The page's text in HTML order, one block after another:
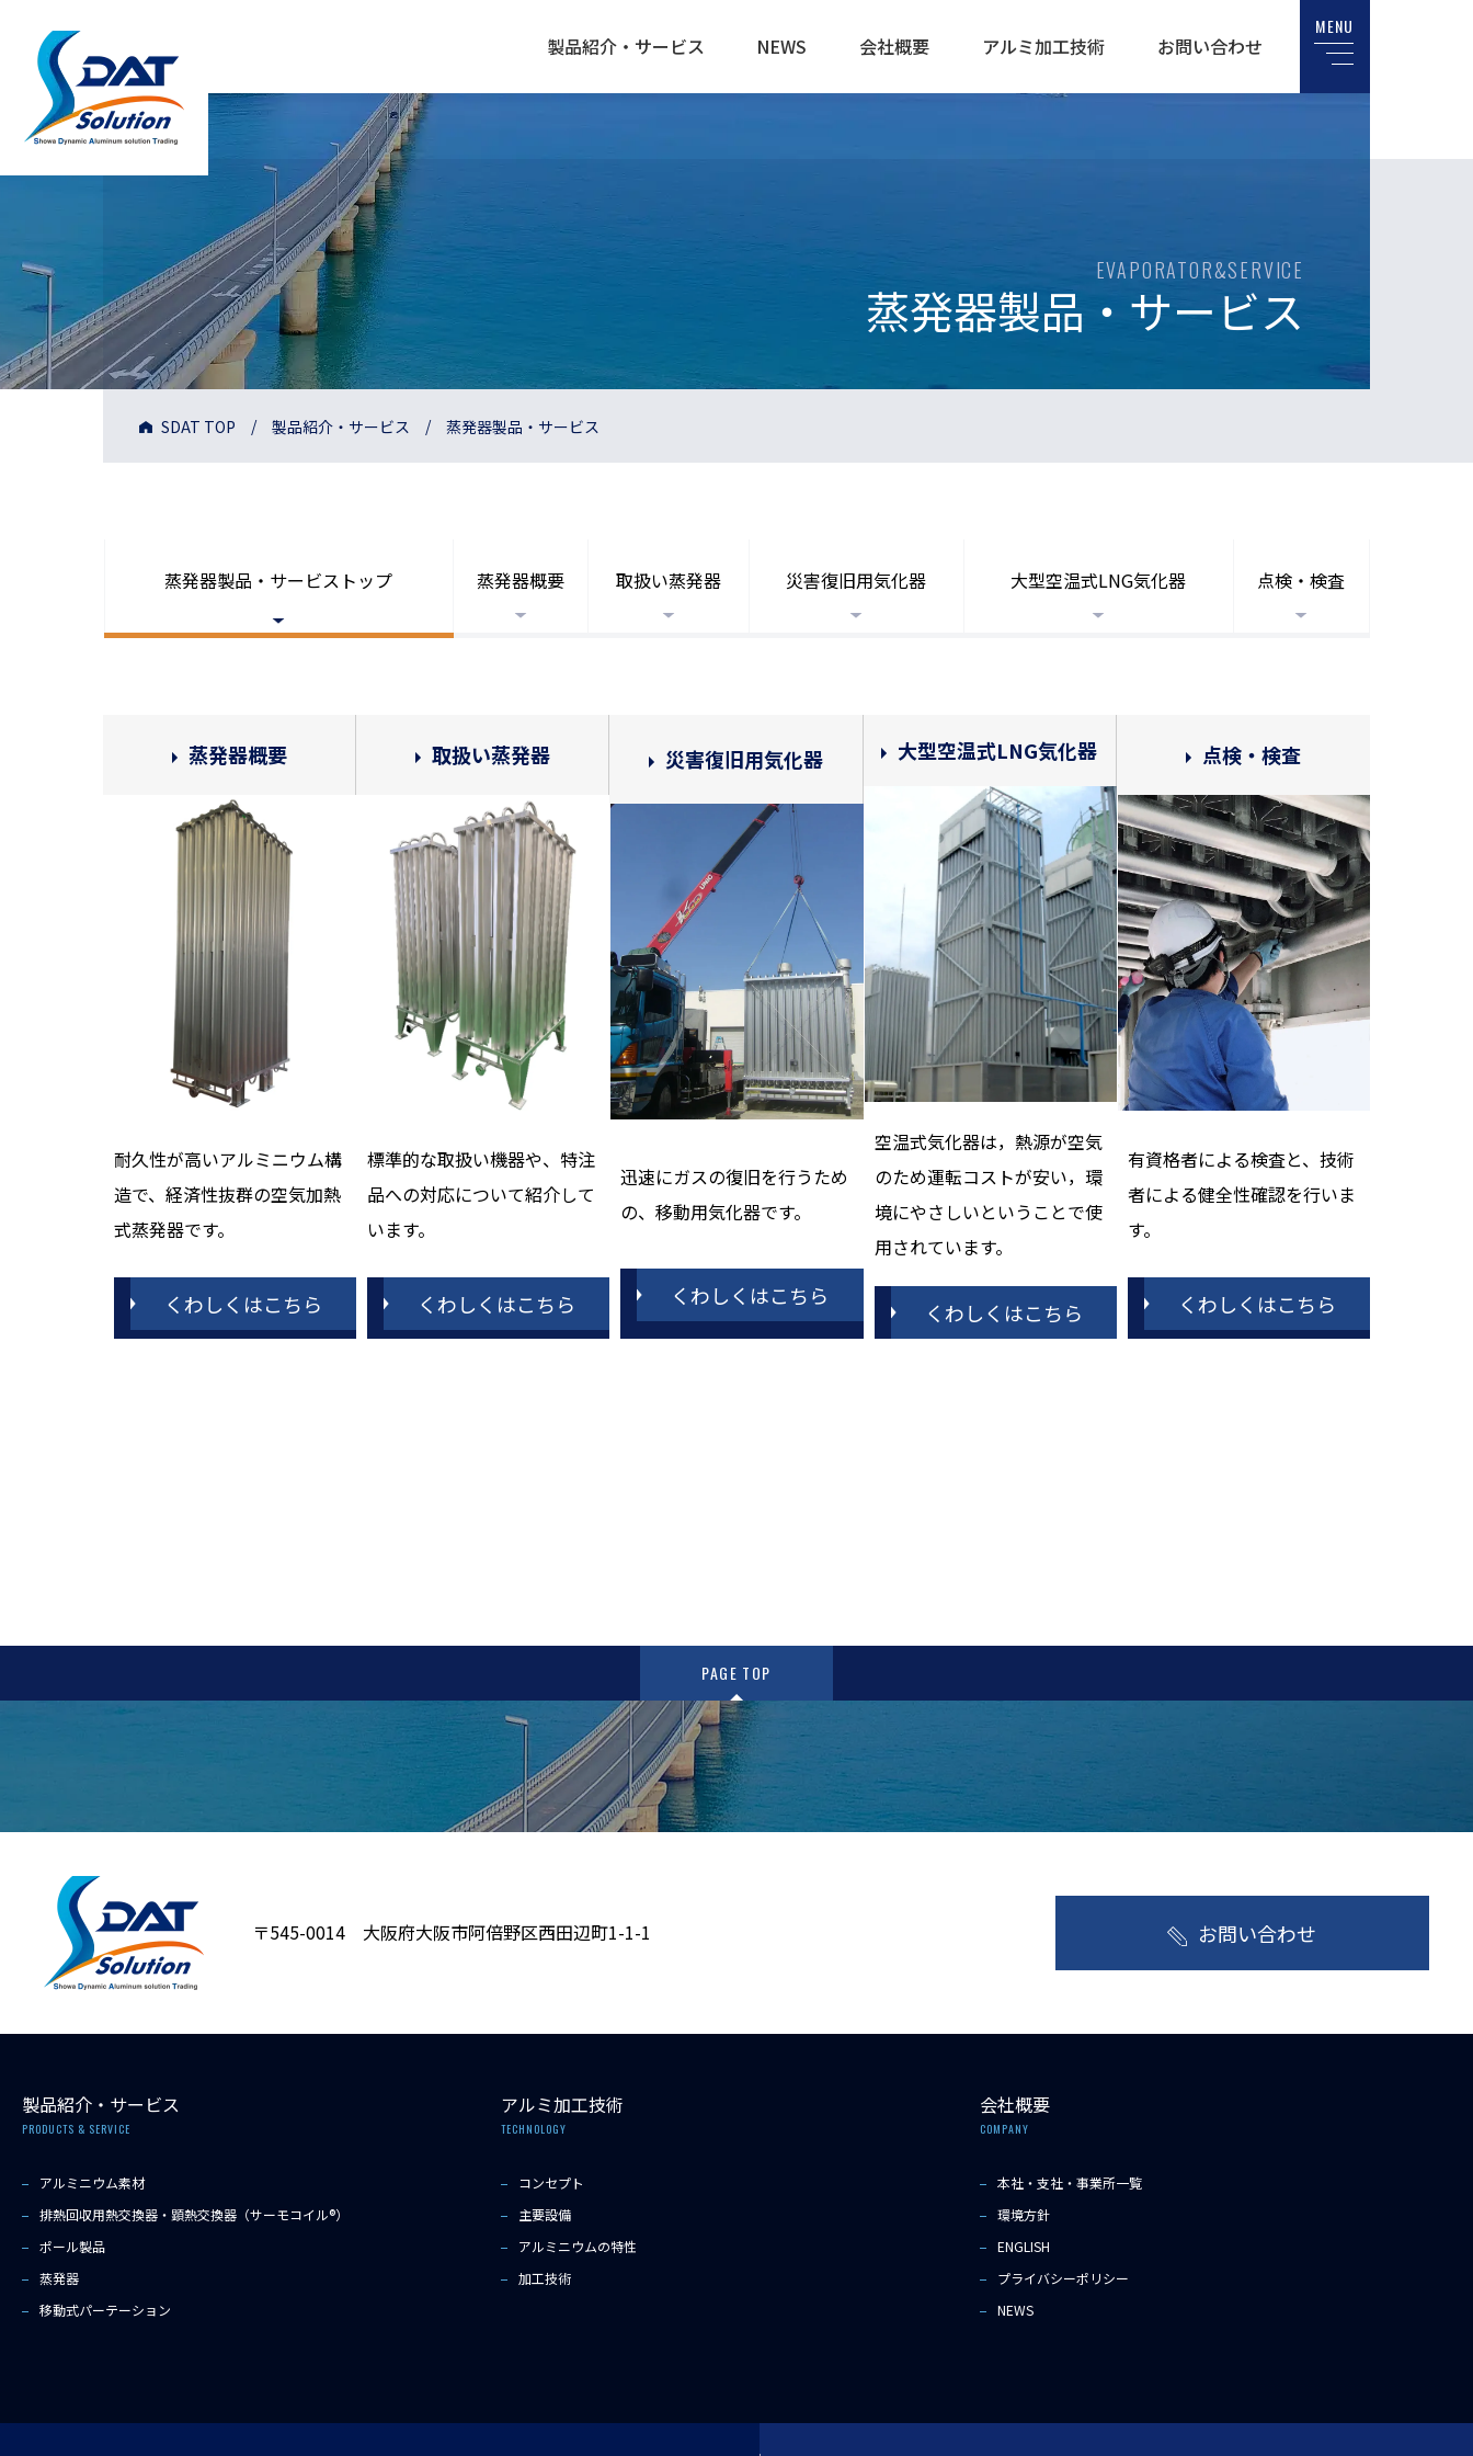
製品紹介・サービス NEWS 会社概要 アルミ加工技術 お問い合わせ
MENU
EVAPORATOR&SERVICE
蒸発器製品・サービス
SDAT TOP 製品紹介・サービス 蒸発器製品・サービス
蒸発器製品・サービストップ 蒸発器概要 取扱い蒸発器 災害復旧用気化器 大型空温式LNG気化器 点検・検査
蒸発器概要
耐久性が高いアルミニウム構
造で、経済性抜群の空気加熱
式蒸発器です。
くわしくはこちら
取扱い蒸発器
標準的な取扱い機器や、特注
品への対応について紹介して
います。
くわしくはこちら
災害復旧用気化器
迅速にガスの復旧を行うため
の、移動用気化器です。
くわしくはこちら
大型空温式LNG気化器
空温式気化器は，熱源が空気
のため運転コストが安い，環
境にやさしいということで使
用されています。
くわしくはこちら
点検・検査
有資格者による検査と、技術
者による健全性確認を行いま
す。
くわしくはこちら
PAGE TOP
〒545-0014 大阪府大阪市阿倍野区西田辺町1-1-1 お問い合わせ
製品紹介・サービス
PRODUCTS & SERVICE
アルミニウム素材
排熱回収用熱交換器・顕熱交換器（サーモコイル®）
ポール製品
蒸発器
移動式パーテーション
アルミ加工技術
TECHNOLOGY
コンセプト
主要設備
アルミニウムの特性
加工技術
会社概要
COMPANY
本社・支社・事業所一覧
環境方針
ENGLISH
プライバシーポリシー
NEWS
Copyright © 2022 SDAT Co.,Ltd All rights reserved.